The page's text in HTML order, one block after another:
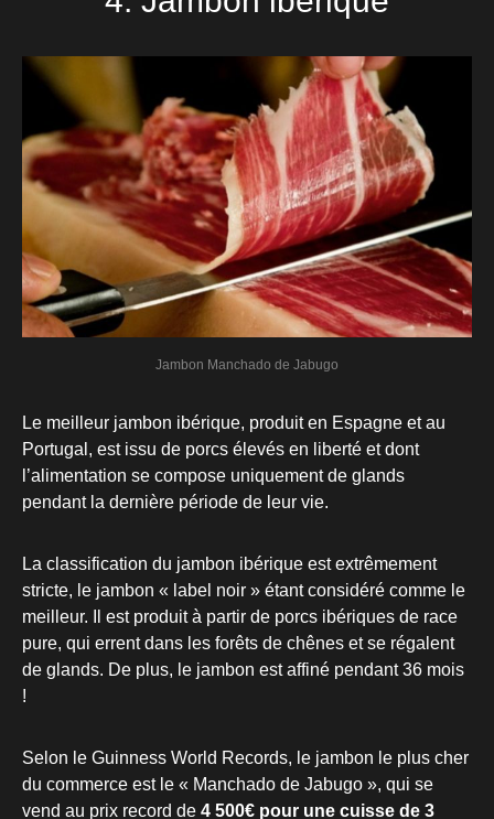
Jambon Manchado de Jabugo
Le meilleur jambon ibérique, produit en Espagne et au
Portugal, est issu de porcs élevés en liberté et dont
l’alimentation se compose uniquement de glands
pendant la dernière période de leur vie.
La classification du jambon ibérique est extrêmement
stricte, le jambon « label noir » étant considéré comme le
meilleur. Il est produit à partir de porcs ibériques de race
pure, qui errent dans les forêts de chênes et se régalent
de glands. De plus, le jambon est affiné pendant 36 mois
!
Selon le Guinness World Records, le jambon le plus cher
du commerce est le « Manchado de Jabugo », qui se
vend au prix record de 4 500€ pour une cuisse de 3